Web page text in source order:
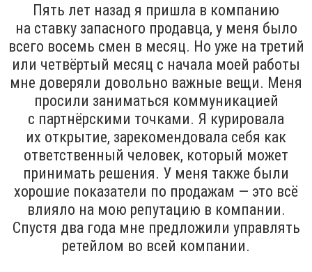
Пять лет назад я пришла в компанию
на ставку запасного продавца, у меня было
всего восемь смен в месяц. Но уже на третий
или четвёртый месяц с начала моей работы
мне доверяли довольно важные вещи. Меня
просили заниматься коммуникацией
с партнёрскими точками. Я курировала
их открытие, зарекомендовала себя как
ответственный человек, который может
принимать решения. У меня также были
хорошие показатели по продажам — это всё
влияло на мою репутацию в компании.
Спустя два года мне предложили управлять
ретейлом во всей компании.